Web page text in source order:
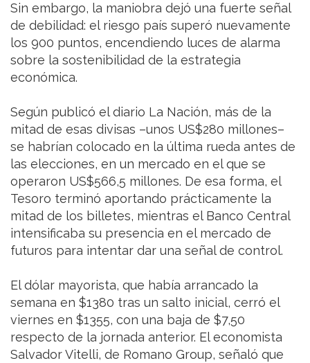
Sin embargo, la maniobra dejó una fuerte señal
de debilidad: el riesgo país superó nuevamente
los 900 puntos, encendiendo luces de alarma
sobre la sostenibilidad de la estrategia
económica.
Según publicó el diario La Nación, más de la
mitad de esas divisas –unos US$280 millones–
se habrían colocado en la última rueda antes de
las elecciones, en un mercado en el que se
operaron US$566,5 millones. De esa forma, el
Tesoro terminó aportando prácticamente la
mitad de los billetes, mientras el Banco Central
intensificaba su presencia en el mercado de
futuros para intentar dar una señal de control.
El dólar mayorista, que había arrancado la
semana en $1380 tras un salto inicial, cerró el
viernes en $1355, con una baja de $7,50
respecto de la jornada anterior. El economista
Salvador Vitelli, de Romano Group, señaló que